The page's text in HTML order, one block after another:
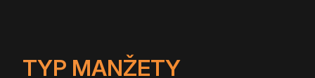
TYP MANŽETY